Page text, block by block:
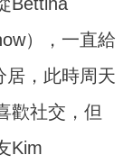
），一直給
居，此時周天
歡社交，但
Kim